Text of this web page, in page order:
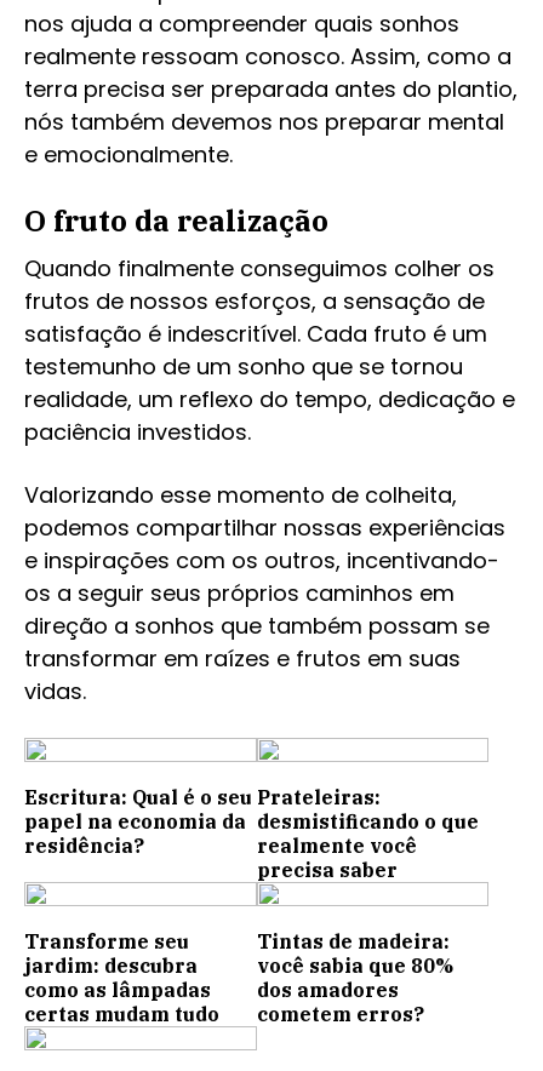
nos ajuda a compreender quais sonhos
realmente ressoam conosco. Assim, como a
terra precisa ser preparada antes do plantio,
nós também devemos nos preparar mental
e emocionalmente.
O fruto da realização
Quando finalmente conseguimos colher os
frutos de nossos esforços, a sensação de
satisfação é indescritível. Cada fruto é um
testemunho de um sonho que se tornou
realidade, um reflexo do tempo, dedicação e
paciência investidos.
Valorizando esse momento de colheita,
podemos compartilhar nossas experiências
e inspirações com os outros, incentivando-
os a seguir seus próprios caminhos em
direção a sonhos que também possam se
transformar em raízes e frutos em suas
vidas.
Escritura: Qual é o seu
papel na economia da
residência?
Prateleiras:
desmistificando o que
realmente você
precisa saber
Transforme seu
jardim: descubra
como as lâmpadas
certas mudam tudo
Tintas de madeira:
você sabia que 80%
dos amadores
cometem erros?